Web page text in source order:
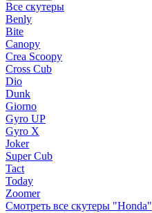
Все скутеры
Benly
Bite
Canopy
Crea Scoopy
Cross Cub
Dio
Dunk
Giorno
Gyro UP
Gyro X
Joker
Super Cub
Tact
Today
Zoomer
Смотреть все скутеры "Honda"